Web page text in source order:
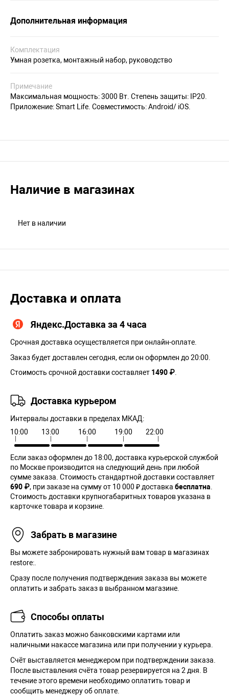
Дополнительная информация
Комплектация
Умная розетка, монтажный набор, руководство
Примечание
Максимальная мощность: 3000 Вт. Степень защиты: IP20.
Приложение: Smart Life. Совместимость: Android/ iOS.
Наличие в магазинах
Нет в наличии
Доставка и оплата
Яндекс.Доставка за 4 часа
Срочная доставка осуществляется при онлайн-оплате.
Заказ будет доставлен сегодня, если он оформлен до 20:00.
Стоимость срочной доставки составляет 1490 ₽.
Доставка курьером
Интервалы доставки в пределах МКАД:
10:00
13:00 16:00 19:00 22:00
Если заказ оформлен до 18:00, доставка курьерской службой
по Москве производится на следующий день при любой
сумме заказа. Cтоимость стандартной доставки составляет
690 ₽, при заказе на сумму от 10 000 ₽ доставка бесплатна.
Стоимость доставки крупногабаритных товаров указана в
карточке товара и корзине.
Забрать в магазине
Вы можете забронировать нужный вам товар в магазинах
restore:.
Сразу после получения подтверждения заказа вы можете
оплатить и забрать заказ в выбранном магазине.
Способы оплаты
Оплатить заказ можно банковскими картами или
наличными накассе магазина или при получении у курьера.
Cчёт выставляется менеджером при подтверждении заказа.
После выставления счёта товар резервируется на 2 дня. В
течение этого времени необходимо оплатить товар и
сообщить менеджеру об оплате.